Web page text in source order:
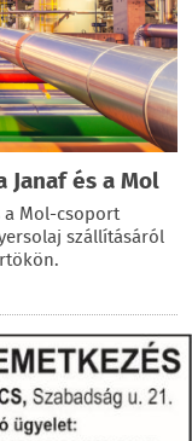
és a Mol
a Mol-csoport
szállításáról